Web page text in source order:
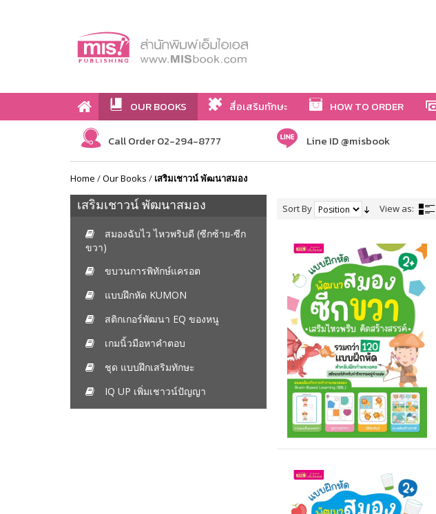
OUR BOOKS สื่อเสริมทักษะ HOW TO ORDER
Call Order 02-294-8777 Line ID @misbook
Home /Our Books / เสริมเชาวน์ พัฒนาสมอง
เสริมเชาวน์ พัฒนาสมอง
สมองฉับไว ไหวพริบดี (ซีกซ้าย-ซีก
ขวา)
ขบวนการพิทักษ์แครอต
แบบฝึกหัด KUMON
สติกเกอร์พัฒนา EQ ของหนู
เกมนิ้วมือหาคำตอบ
ชุด แบบฝึกเสริมทักษะ
IQ UP เพิ่มเชาวน์ปัญญา
Sort By View as: